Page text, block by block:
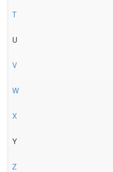
T
U
V
W
X
Y
Z